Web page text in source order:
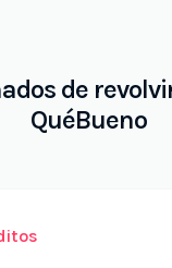
de
QuéBueno